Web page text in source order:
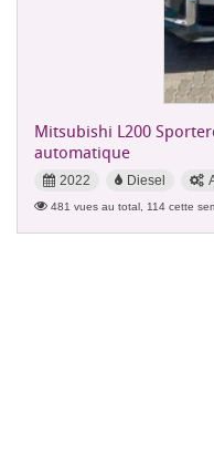
Mitsubishi L200
automatique
2022 Diesel
481 vues au total, 114 cette